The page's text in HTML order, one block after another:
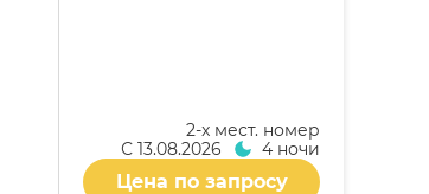
2-x мест. номер
С 13.08.2026 4 ночи
Цена по запросу